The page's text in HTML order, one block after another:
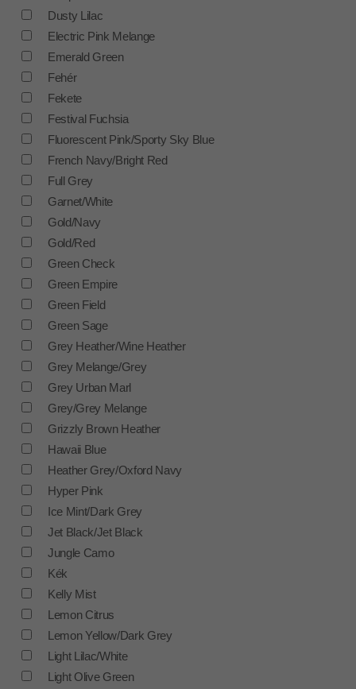
Dusty Lilac
Electric Pink Melange
Emerald Green
Fehér
Fekete
Festival Fuchsia
Fluorescent Pink/Sporty Sky Blue
French Navy/Bright Red
Full Grey
Garnet/White
Gold/Navy
Gold/Red
Green Check
Green Empire
Green Field
Green Sage
Grey Heather/Wine Heather
Grey Melange/Grey
Grey Urban Marl
Grey/Grey Melange
Grizzly Brown Heather
Hawaii Blue
Heather Grey/Oxford Navy
Hyper Pink
Ice Mint/Dark Grey
Jet Black/Jet Black
Jungle Camo
Kék
Kelly Mist
Lemon Citrus
Lemon Yellow/Dark Grey
Light Lilac/White
Light Olive Green